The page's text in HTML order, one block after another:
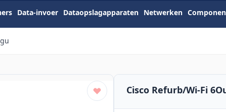
Data-invoer Dataopslagapparaten Netwerken
Cisco Refurb/Wi-Fi